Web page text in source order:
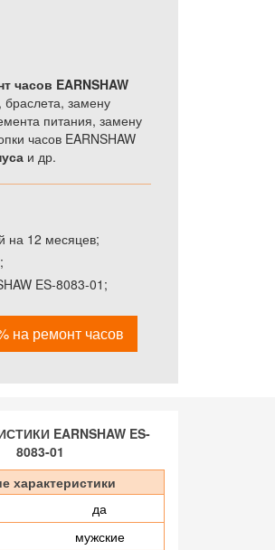
часов EARNSHAW
браслета, замену
питания, замену
часов EARNSHAW
и др.
на 12 месяцев;
ES-8083-01;
на ремонт часов
EARNSHAW ES-
8083-01
характеристики
да
мужские